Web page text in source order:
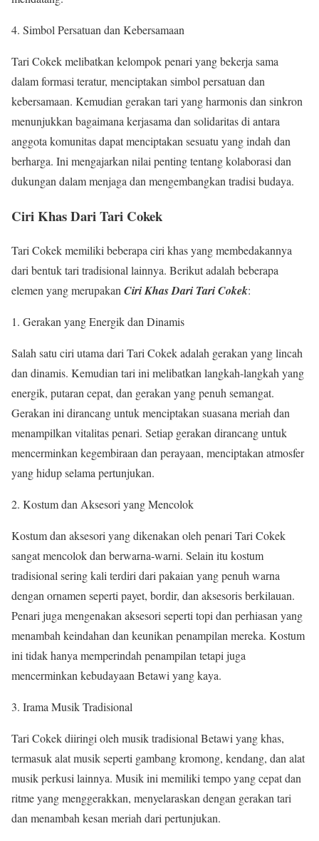
4. Simbol Persatuan dan Kebersamaan
Tari Cokek melibatkan kelompok penari yang bekerja sama
dalam formasi teratur, menciptakan simbol persatuan dan
kebersamaan. Kemudian gerakan tari yang harmonis dan sinkron
menunjukkan bagaimana kerjasama dan solidaritas di antara
anggota komunitas dapat menciptakan sesuatu yang indah dan
berharga. Ini mengajarkan nilai penting tentang kolaborasi dan
dukungan dalam menjaga dan mengembangkan tradisi budaya.
Ciri Khas Dari Tari Cokek
Tari Cokek memiliki beberapa ciri khas yang membedakannya
dari bentuk tari tradisional lainnya. Berikut adalah beberapa
elemen yang merupakanCiri Khas Dari Tari Cokek:
1. Gerakan yang Energik dan Dinamis
Salah satu ciri utama dari Tari Cokek adalah gerakan yang lincah
dan dinamis. Kemudian tari ini melibatkan langkah-langkah yang
energik, putaran cepat, dan gerakan yang penuh semangat.
Gerakan ini dirancang untuk menciptakan suasana meriah dan
menampilkan vitalitas penari. Setiap gerakan dirancang untuk
mencerminkan kegembiraan dan perayaan, menciptakan atmosfer
yang hidup selama pertunjukan.
2. Kostum dan Aksesori yang Mencolok
Kostum dan aksesori yang dikenakan oleh penari Tari Cokek
sangat mencolok dan berwarna-warni. Selain itu kostum
tradisional sering kali terdiri dari pakaian yang penuh warna
dengan ornamen seperti payet, bordir, dan aksesoris berkilauan.
Penari juga mengenakan aksesori seperti topi dan perhiasan yang
menambah keindahan dan keunikan penampilan mereka. Kostum
ini tidak hanya memperindah penampilan tetapi juga
mencerminkan kebudayaan Betawi yang kaya.
3. Irama Musik Tradisional
Tari Cokek diiringi oleh musik tradisional Betawi yang khas,
termasuk alat musik seperti gambang kromong, kendang, dan alat
musik perkusi lainnya. Musik ini memiliki tempo yang cepat dan
ritme yang menggerakkan, menyelaraskan dengan gerakan tari
dan menambah kesan meriah dari pertunjukan.